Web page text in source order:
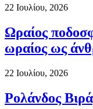
22 Ιουλίου, 2026
Ωραίος
ωραίος ως
22 Ιουλίου, 2026
Ρολάνδος